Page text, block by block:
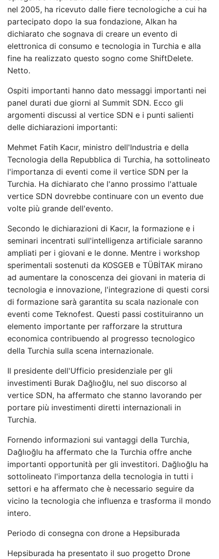
nel 2005, ha ricevuto dalle fiere tecnologiche a cui ha
partecipato dopo la sua fondazione, Alkan ha
dichiarato che sognava di creare un evento di
elettronica di consumo e tecnologia in Turchia e alla
fine ha realizzato questo sogno come ShiftDelete.
Netto.
Ospiti importanti hanno dato messaggi importanti nei
panel durati due giorni al Summit SDN. Ecco gli
argomenti discussi al vertice SDN e i punti salienti
delle dichiarazioni importanti:
Mehmet Fatih Kacır, ministro dell'Industria e della
Tecnologia della Repubblica di Turchia, ha sottolineato
l'importanza di eventi come il vertice SDN per la
Turchia. Ha dichiarato che l'anno prossimo l'attuale
vertice SDN dovrebbe continuare con un evento due
volte più grande dell'evento.
Secondo le dichiarazioni di Kacır, la formazione e i
seminari incentrati sull'intelligenza artificiale saranno
ampliati per i giovani e le donne. Mentre i workshop
sperimentali sostenuti da KOSGEB e TÜBİTAK mirano
ad aumentare la conoscenza dei giovani in materia di
tecnologia e innovazione, l'integrazione di questi corsi
di formazione sarà garantita su scala nazionale con
eventi come Teknofest. Questi passi costituiranno un
elemento importante per rafforzare la struttura
economica contribuendo al progresso tecnologico
della Turchia sulla scena internazionale.
Il presidente dell'Ufficio presidenziale per gli
investimenti Burak Dağlıoğlu, nel suo discorso al
vertice SDN, ha affermato che stanno lavorando per
portare più investimenti diretti internazionali in
Turchia.
Fornendo informazioni sui vantaggi della Turchia,
Dağlıoğlu ha affermato che la Turchia offre anche
importanti opportunità per gli investitori. Dağlıoğlu ha
sottolineato l'importanza della tecnologia in tutti i
settori e ha affermato che è necessario seguire da
vicino la tecnologia che influenza e trasforma il mondo
intero.
Periodo di consegna con drone a Hepsiburada
Hepsiburada ha presentato il suo progetto Drone